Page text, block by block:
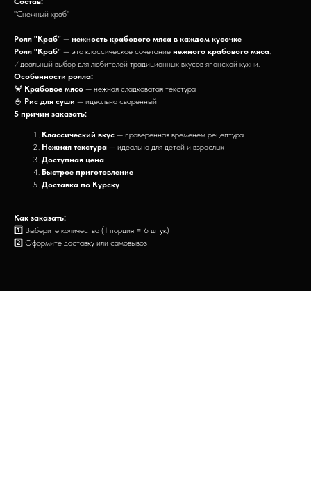
"Снежный краб"
Ролл "Краб" — нежность крабового мяса в каждом кусочке
Ролл "Краб" — это классическое сочетание нежного крабового мяса.
Идеальный выбор для любителей традиционных вкусов японской кухни.
Особенности ролла:
🦀 Крабовое мясо — нежная сладковатая текстура
🍚 Рис для суши — идеально сваренный
5 причин заказать:
Классический вкус — проверенная временем рецептура
Нежная текстура — идеально для детей и взрослых
Доступная цена
Быстрое приготовление
Доставка по Курску
Как заказать:
1️⃣ Выберите количество (1 порция = 6 штук)
2️⃣ Оформите доставку или самовывоз